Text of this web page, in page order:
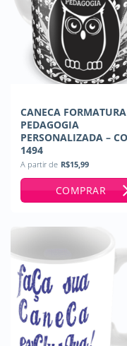
CANECA FORMATURA
PEDAGOGIA
PERSONALIZADA –
1494
A partir de R$15,99
COMPRAR